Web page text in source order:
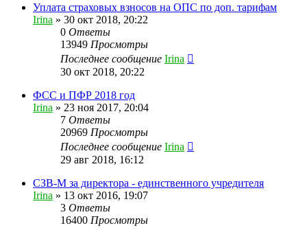
Уплата страховых взносов на ОПС по доп. тарифам
Irina » 30 окт 2018, 20:22
0 Ответы
13949 Просмотры
Последнее сообщение Irina
30 окт 2018, 20:22
ФСС и ПФР 2018 год
Irina » 23 ноя 2017, 20:04
7 Ответы
20969 Просмотры
Последнее сообщение Irina
29 авг 2018, 16:12
СЗВ-М за директора - единственного учредителя
Irina » 13 окт 2016, 19:07
3 Ответы
16400 Просмотры